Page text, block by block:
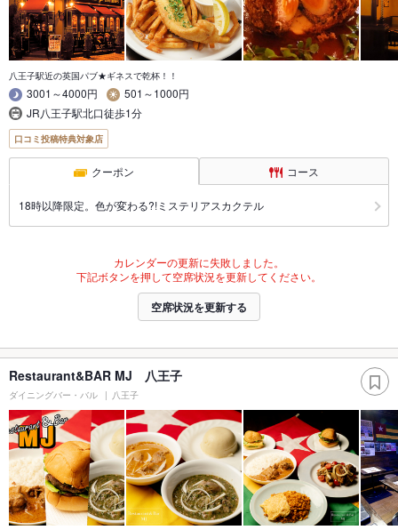
八王子駅近の英国パブ★ギネスで乾杯！！
3001～4000円
501～1000円
JR八王子駅北口徒歩1分
口コミ投稿特典対象店
クーポン コース
18時以降限定。色が変わる?!ミステリアスカクテル
カレンダーの更新に失敗しました。
下記ボタンを押して空席状況を更新してください。
空席状況を更新する
Restaurant&BAR MJ 八王子
ダイニングバー・バル 八王子